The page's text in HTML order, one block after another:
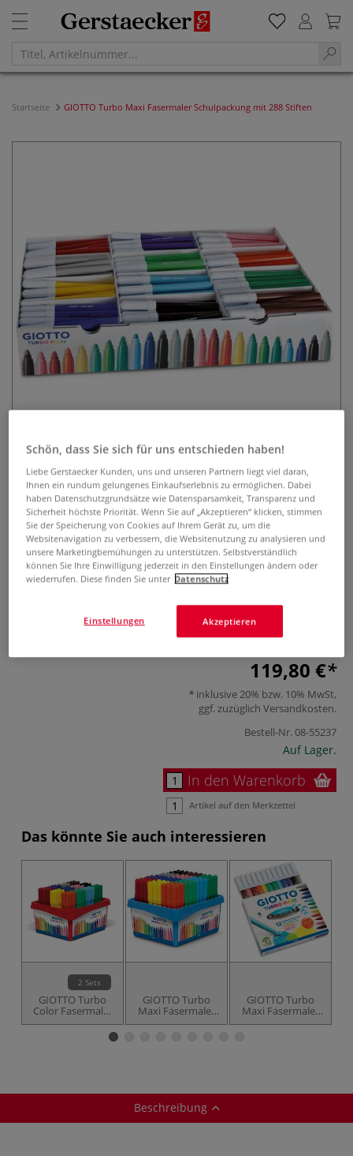
Startseite GIOTTO Turbo Maxi Fasermaler Schulpackung mit 288 Stiften
GIOTTO Turbo Maxi Fasermaler
Schulpackung mit 288 Stiften
0 Bewertungen
Die GIOTTO Turbo Maxi Fasermaler Schulpackung enthält
Extralange 5 mm Spitze. Robust und langlebig. Leicht von
Händen und aus Textilien auswaschbar.
Mehr
119,80 €
inklusive 20% bzw. 10% MwSt,
ggf. zuzüglich Versandkosten.
Bestell-Nr.08-55237
Auf Lager.
In den Warenkorb
Artikel auf den Merkzettel
Das könnte Sie auch interessieren
2 Sets
GIOTTO Turbo
Color Fasermaler
Großpackung
GIOTTO Turbo
Maxi Fasermaler
Schulbox mit 108
GIOTTO Turbo
Maxi Fasermaler
Set
Beschreibung
Schön, dass Sie sich für uns entschieden haben!
Liebe Gerstaecker Kunden, uns und unseren Partnern liegt viel daran,
Ihnen ein rundum gelungenes Einkaufserlebnis zu ermöglichen. Dabei
haben Datenschutzgrundsätze wie Datensparsamkeit, Transparenz und
Sicherheit höchste Priorität. Wenn Sie auf „Akzeptieren“ klicken, stimmen
Sie der Speicherung von Cookies auf Ihrem Gerät zu, um die
Websitenavigation zu verbessern, die Websitenutzung zu analysieren und
unsere Marketingbemühungen zu unterstützen. Selbstverständlich
können Sie Ihre Einwilligung jederzeit in den Einstellungen ändern oder
wiederrufen. Diese finden Sie unter Datenschutz
Akzeptieren
Einstellungen